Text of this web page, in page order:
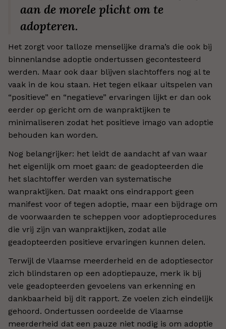
aan de morele plicht om te
adopteren.
Het zorgt voor talloze menselijke drama’s die ook bij
binnenlandse adoptie ondertussen gecontesteerd
werden. Maar ook daar blijven slachtoffers nog al te
vaak in de kou staan. Het tegen elkaar uitspelen van
“positieve” en “negatieve” ervaringen lijkt er dan ook
eerder op gericht om de wanpraktijken te
minimaliseren zodat het positieve imago van adoptie
behouden kan worden.
Nog belangrijker: het leidt de aandacht af van waar
het eigenlijk om moet gaan: de geadopteerden die
het slachtoffer werden van systematische
wanpraktijken. Dat maakt ons eindrapport geen
manifest voor of tegen adoptie, maar een bijdrage om
de voorwaarden te scheppen voor adoptieprocedures
die vrij zijn van wanpraktijken, zodat alle
geadopteerden positieve ervaringen kunnen delen.
Terwijl de Vlaamse meerderheid en de adoptiesector
zich blindstaren op een adoptiepauze, merk ik bij
vele geadopteerden gevoelens van erkenning en
dankbaarheid bij dit rapport. Ze voelen zich eindelijk
gehoord. Ondertussen oordeelde de Vlaamse
meerderheid dat een pauze niet nodig is om adoptie